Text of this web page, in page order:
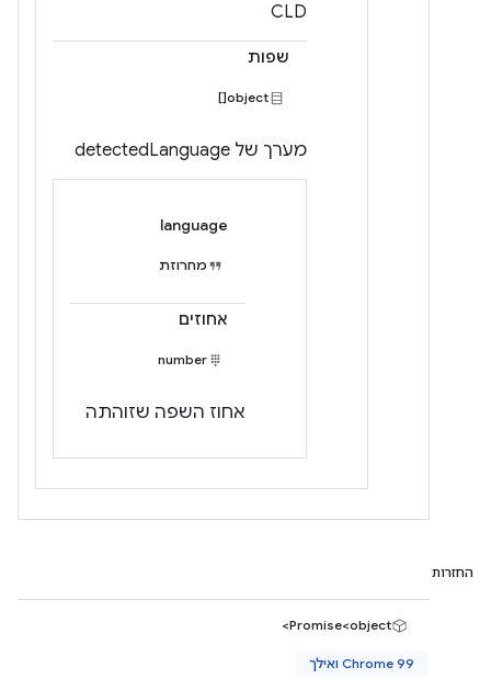
CLD
שפות
object[]
מערך של detectedLanguage
language
מחרוזת
אחוזים
number
אחוז השפה שזוהתה
החזרות
Promise<object>
Chrome 99 ואילך